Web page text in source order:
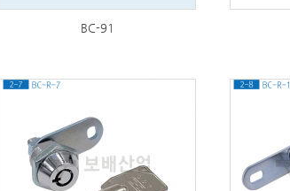
BC-91
301